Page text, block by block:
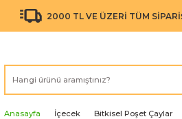
2000 TL VE ÜZERİ TÜM
Anasayfa İçecek Bitkisel Poşet Çaylar